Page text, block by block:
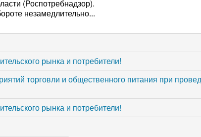
(Роспотребнадзор).
незамедлительно...
рынка и потребители!
торговли и общественного питания при
рынка и потребители!